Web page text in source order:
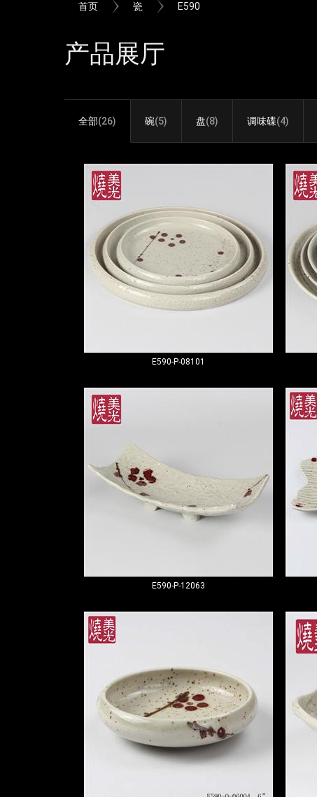
首页 瓷 E590
产品展厅
全部(26) 碗(5) 盘(8) 调味碟(4)
E590-P-08101
E590-P-12063